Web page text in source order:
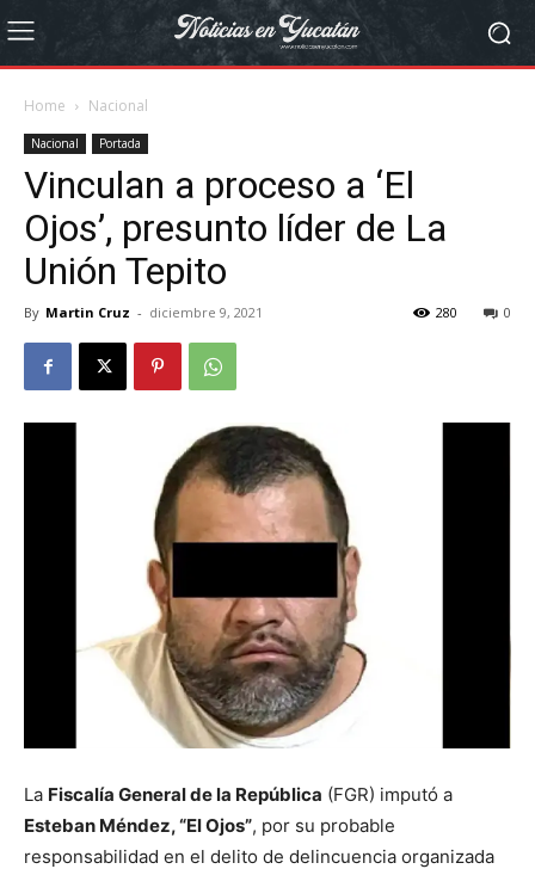
Home Nacional
Nacional Portada
Vinculan a proceso a ‘El
Ojos’, presunto líder de La
Unión Tepito
By Martin Cruz - diciembre 9, 2021 0
280
La Fiscalía General de la República (FGR) imputó a
Esteban Méndez, “El Ojos”, por su probable
responsabilidad en el delito de delincuencia organizada